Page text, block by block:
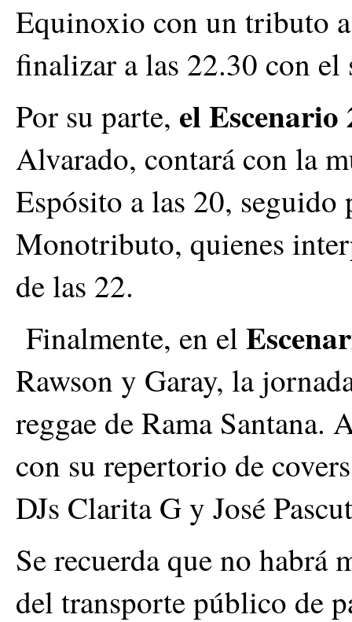
Equinoxio con un tributo
finalizar a las 22.30 con el
Por su parte, el Escenario
Alvarado, contará con la
Espósito a las 20,
Monotributo, quienes
de las 22.
Finalmente, en el
Rawson y Garay, la
reggae de Rama
con su repertorio de
DJs Clarita G y José
Se recuerda que no habrá
del transporte público de